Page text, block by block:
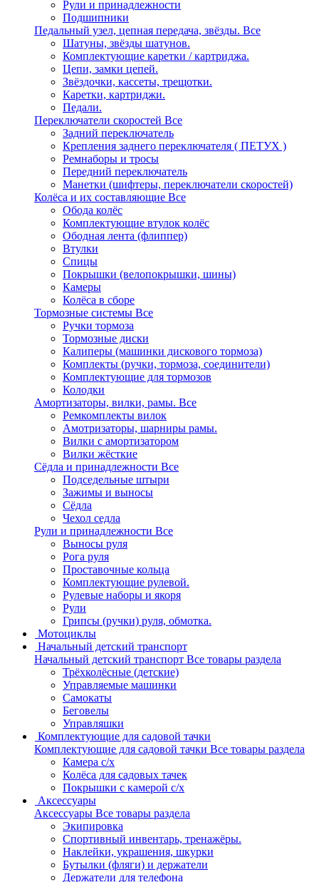
Рули и принадлежности
Подшипники
Педальный узел, цепная передача, звёзды. Все
Шатуны, звёзды шатунов.
Комплектующие каретки / картриджа.
Цепи, замки цепей.
Звёздочки, кассеты, трещотки.
Каретки, картриджи.
Педали.
Переключатели скоростей Все
Задний переключатель
Крепления заднего переключателя ( ПЕТУХ )
Ремнаборы и тросы
Передний переключатель
Манетки (шифтеры, переключатели скоростей)
Колёса и их составляющие Все
Обода колёс
Комплектующие втулок колёс
Ободная лента (флиппер)
Втулки
Спицы
Покрышки (велопокрышки, шины)
Камеры
Колёса в сборе
Тормозные системы Все
Ручки тормоза
Тормозные диски
Калиперы (машинки дискового тормоза)
Комплекты (ручки, тормоза, соединители)
Комплектующие для тормозов
Колодки
Амортизаторы, вилки, рамы. Все
Ремкомплекты вилок
Амотризаторы, шарниры рамы.
Вилки с амортизатором
Вилки жёсткие
Сёдла и принадлежности Все
Подседельные штыри
Зажимы и выносы
Сёдла
Чехол седла
Рули и принадлежности Все
Выносы руля
Рога руля
Проставочные кольца
Комплектующие рулевой.
Рулевые наборы и якоря
Рули
Грипсы (ручки) руля, обмотка.
Мотоциклы
Начальный детский транспорт
Начальный детский транспорт Все товары раздела
Трёхколёсные (детские)
Управляемые машинки
Самокаты
Беговелы
Управляшки
Комплектующие для садовой тачки
Комплектующие для садовой тачки Все товары раздела
Камера с/х
Колёса для садовых тачек
Покрышки с камерой с/х
Аксессуары
Аксессуары Все товары раздела
Экипировка
Спортивный инвентарь, тренажёры.
Наклейки, украшения, шкурки
Бутылки (фляги) и держатели
Держатели для телефона